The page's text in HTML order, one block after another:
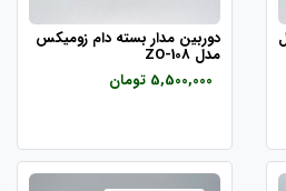
دوربین مدار بسته دام زومیکس
مدل ZO-108
5,500,000 تومان